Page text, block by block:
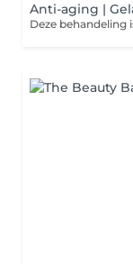
Anti-aging |